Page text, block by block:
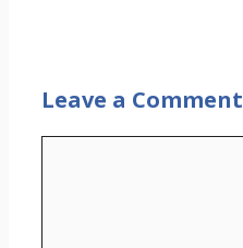
Leave a Comment